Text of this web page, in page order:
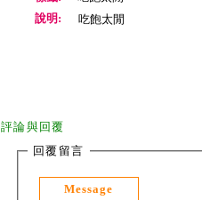
說明:
吃飽太閒
評論與回覆
回覆留言
Message